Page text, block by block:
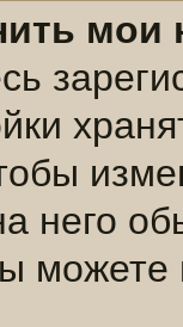
мои
него
можете